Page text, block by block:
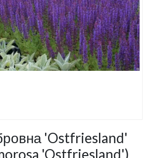
'Ostfriesland'
'Ostfriesland')